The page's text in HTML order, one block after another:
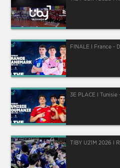
FINALE I France -
3E PLACE I
TIBY U21M 2026 I